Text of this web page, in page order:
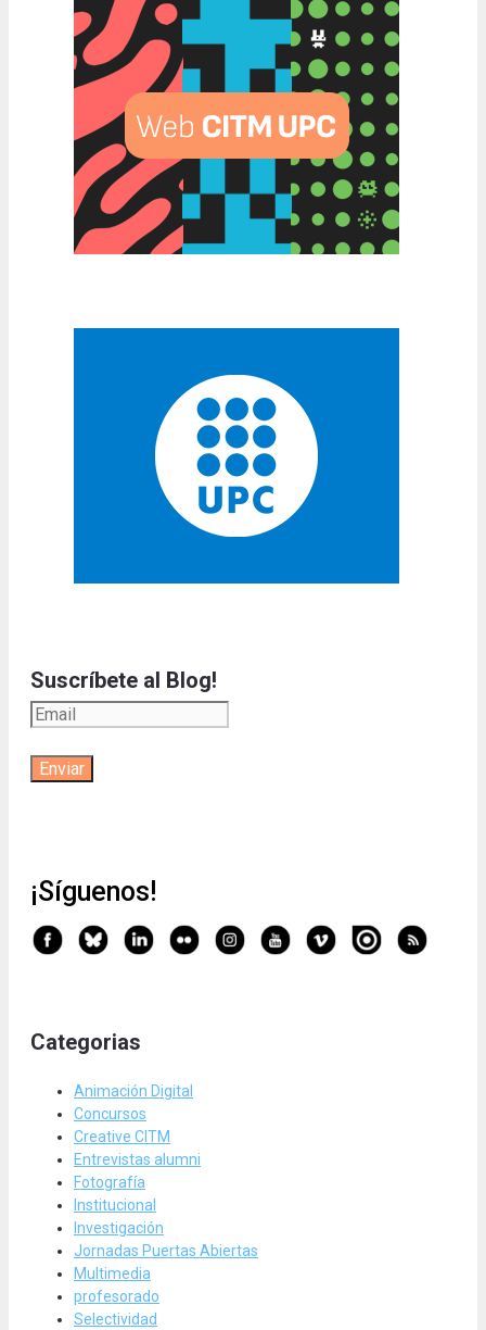
Suscríbete al Blog!
¡Síguenos!
Categorias
Animación Digital
Concursos
Creative CITM
Entrevistas alumni
Fotografía
Institucional
Investigación
Jornadas Puertas Abiertas
Multimedia
profesorado
Selectividad